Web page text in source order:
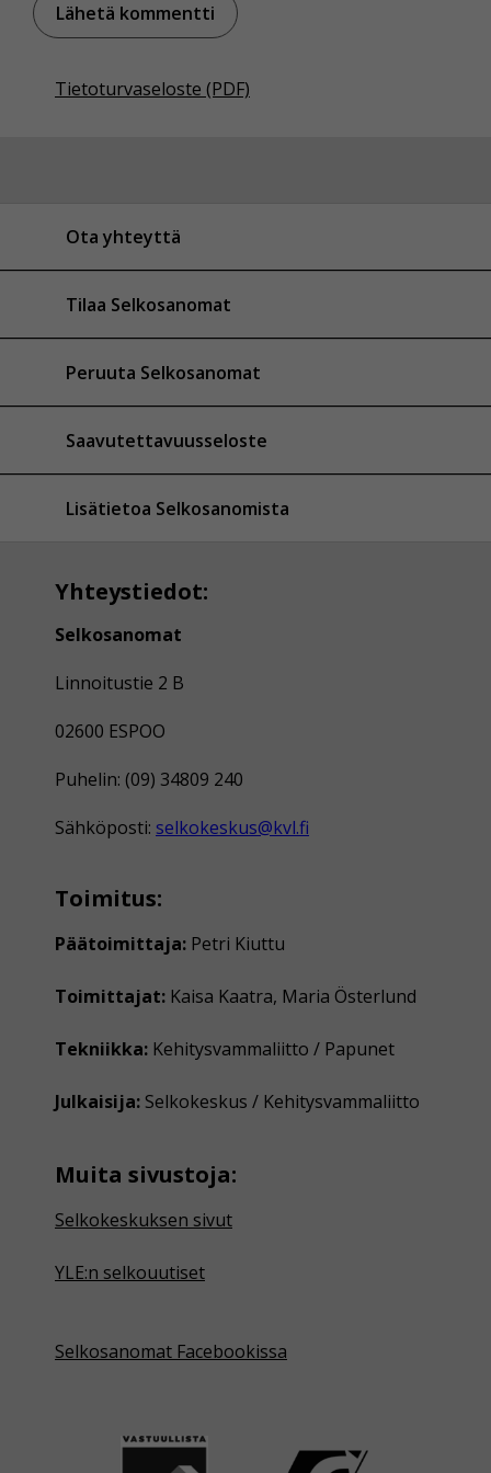
Tietoturvaseloste (PDF)
Ota yhteyttä
Tilaa Selkosanomat
Peruuta Selkosanomat
Saavutettavuusseloste
Lisätietoa Selkosanomista
Yhteystiedot:
Selkosanomat
Linnoitustie 2 B
02600 ESPOO
Puhelin: (09) 34809 240
Sähköposti: selkokeskus@kvl.fi
Toimitus:
Päätoimittaja: Petri Kiuttu
Toimittajat: Kaisa Kaatra, Maria Österlund
Tekniikka: Kehitysvammaliitto / Papunet
Julkaisija: Selkokeskus / Kehitysvammaliitto
Muita sivustoja:
Selkokeskuksen sivut
YLE:n selkouutiset
Selkosanomat Facebookissa